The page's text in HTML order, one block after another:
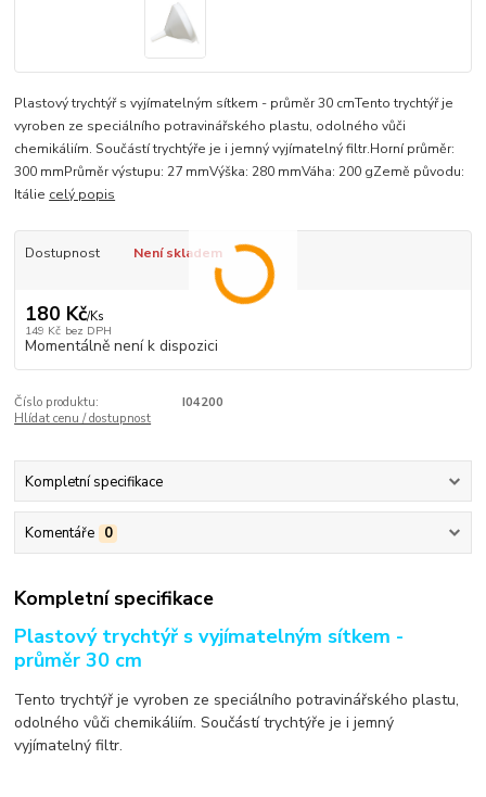
Plastový trychtýř s vyjímatelným sítkem - průměr 30 cmTento trychtýř je
vyroben ze speciálního potravinářského plastu, odolného vůči
chemikáliím. Součástí trychtýře je i jemný vyjímatelný filtr.Horní průměr:
300 mmPrůměr výstupu: 27 mmVýška: 280 mmVáha: 200 gZemě původu:
Itálie celý popis
Dostupnost Není skladem
180 Kč/Ks
149 Kč bez DPH
Momentálně není k dispozici
Číslo produktu:
I04200
Hlídat cenu / dostupnost
Kompletní specifikace
Komentáře 0
Kompletní specifikace
Plastový trychtýř s vyjímatelným sítkem -
průměr 30 cm
Tento trychtýř je vyroben ze speciálního potravinářského plastu,
odolného vůči chemikáliím. Součástí trychtýře je i jemný
vyjímatelný filtr.